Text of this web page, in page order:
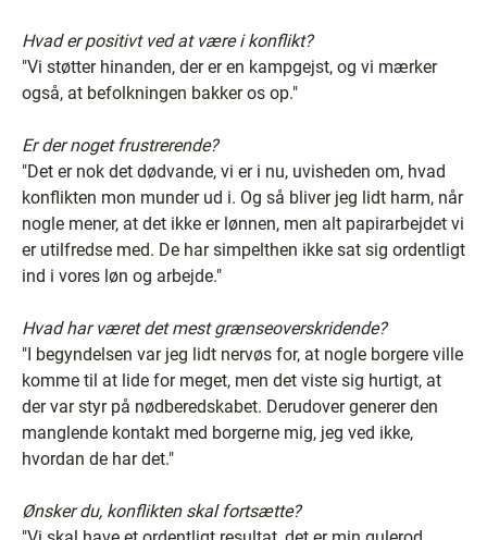
Hvad er positivt ved at være i konflikt?
"Vi støtter hinanden, der er en kampgejst, og vi mærker
også, at befolkningen bakker os op."
Er der noget frustrerende?
"Det er nok det dødvande, vi er i nu, uvisheden om, hvad
konflikten mon munder ud i. Og så bliver jeg lidt harm, når
nogle mener, at det ikke er lønnen, men alt papirarbejdet vi
er utilfredse med. De har simpelthen ikke sat sig ordentligt
ind i vores løn og arbejde."
Hvad har været det mest grænseoverskridende?
"I begyndelsen var jeg lidt nervøs for, at nogle borgere ville
komme til at lide for meget, men det viste sig hurtigt, at
der var styr på nødberedskabet. Derudover generer den
manglende kontakt med borgerne mig, jeg ved ikke,
hvordan de har det."
Ønsker du, konflikten skal fortsætte?